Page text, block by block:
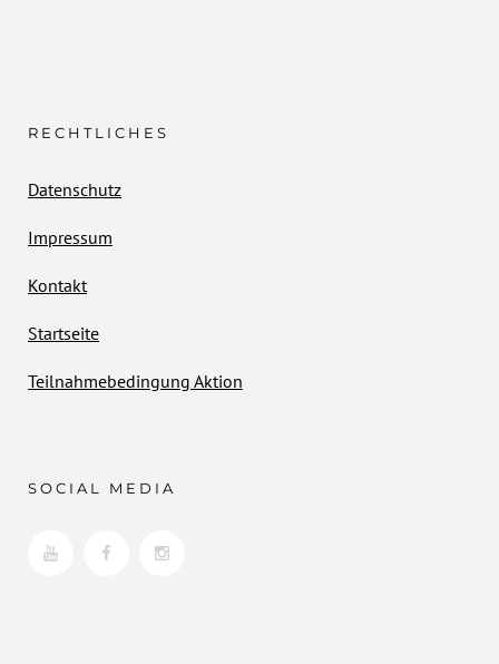
RECHTLICHES
Datenschutz
Impressum
Kontakt
Startseite
Teilnahmebedingung Aktion
SOCIAL MEDIA